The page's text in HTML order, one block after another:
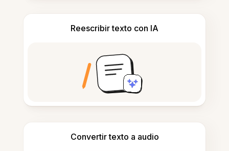
Reescribir texto con IA
Convertir texto a audio